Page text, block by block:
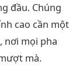
đầu. Chúng
cao cần một
nơi mọi pha
mà.